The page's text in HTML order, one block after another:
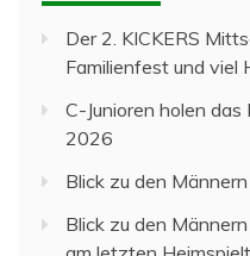
Der 2. KICKERS
Familienfest und viel
C-Junioren holen
2026
Blick zu den
Blick zu den